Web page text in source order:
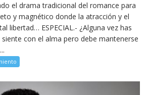
el drama tradicional del romance para
y magnético donde la atracción y el
libertad… ESPECIAL.- ¿Alguna vez has
con el alma pero debe mantenerse